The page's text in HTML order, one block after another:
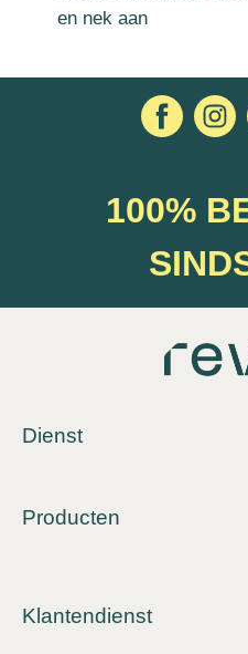
en nek aan
100%
Dienst
Producten
Klantendienst